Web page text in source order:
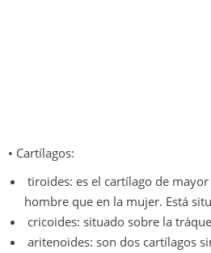
• Cartílagos:
tiroides: es el cartílago de
hombre que en la mujer. Está
cricoides: situado sobre la
aritenoides: son dos cartílagos